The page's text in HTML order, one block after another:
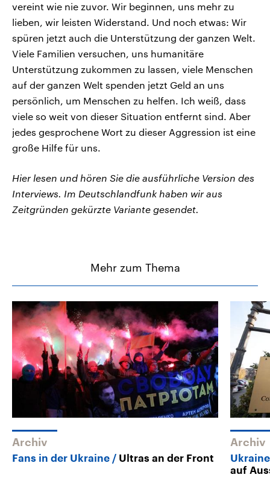
vereint wie nie zuvor. Wir beginnen, uns mehr zu
lieben, wir leisten Widerstand. Und noch etwas: Wir
spüren jetzt auch die Unterstützung der ganzen Welt.
Viele Familien versuchen, uns humanitäre
Unterstützung zukommen zu lassen, viele Menschen
auf der ganzen Welt spenden jetzt Geld an uns
persönlich, um Menschen zu helfen. Ich weiß, dass
viele so weit von dieser Situation entfernt sind. Aber
jedes gesprochene Wort zu dieser Aggression ist eine
große Hilfe für uns.
Hier lesen und hören Sie die ausführliche Version des
Interviews. Im Deutschlandfunk haben wir aus
Zeitgründen gekürzte Variante gesendet.
Mehr zum Thema
Archiv
Fans in der Ukraine Ultras an der Front
Archiv
auf